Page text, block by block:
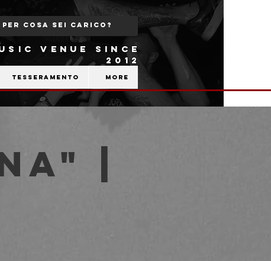
VENUE SINCE
2012
Tesseramento More
|